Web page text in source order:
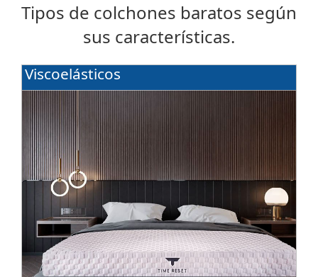
Tipos de colchones baratos según
sus características.
Viscoelásticos